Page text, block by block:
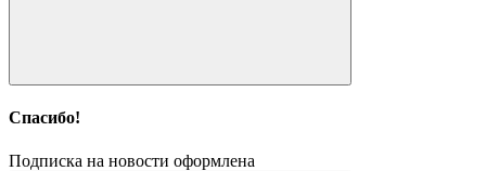
Спасибо!
Подписка на новости оформлена